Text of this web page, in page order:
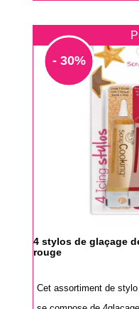
- 30%
4 stylos de glaçage
rouge
Cet assortiment de